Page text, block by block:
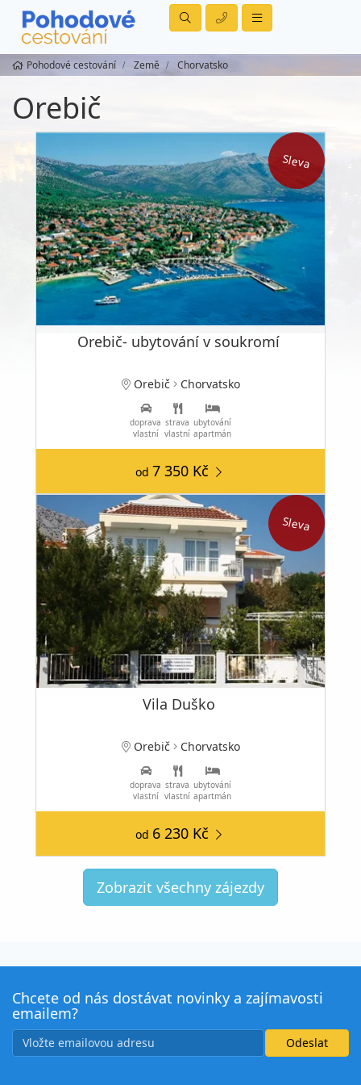
Pohodové cestování Země Chorvatsko
Orebič
Sleva
Orebič- ubytování v soukromí
Orebič Chorvatsko
doprava
vlastní
strava
vlastní
ubytování
apartmán
od 7 350 Kč
Sleva
Vila Duško
Orebič Chorvatsko
doprava
vlastní
strava
vlastní
ubytování
apartmán
od 6 230 Kč
Zobrazit všechny zájezdy
Chcete od nás dostávat novinky a zajímavosti
emailem?